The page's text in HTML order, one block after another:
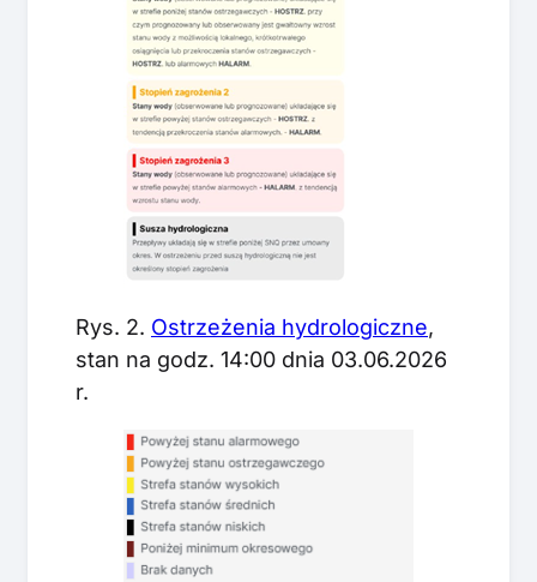
Rys. 2. Ostrzeżenia hydrologiczne,
stan na godz. 14:00 dnia 03.06.2026
r.